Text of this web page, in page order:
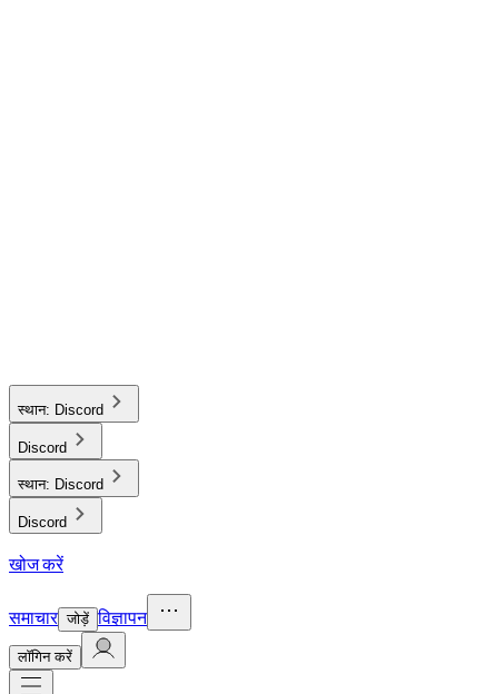
स्थान: Discord
Discord
स्थान: Discord
Discord
खोज करें
समाचार जोड़ें विज्ञापन
लाॅगिन करें